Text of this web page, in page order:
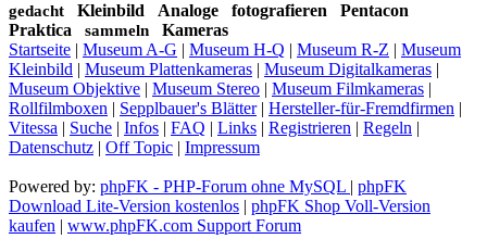
gedacht Kleinbild Analoge fotografieren
Pentacon
Praktica
sammeln
Kameras
Startseite | Museum A-G | Museum H-Q | Museum R-Z | Museum
Kleinbild | Museum Plattenkameras | Museum Digitalkameras |
Museum Objektive | Museum Stereo | Museum Filmkameras |
Rollfilmboxen | Sepplbauer's Blätter| Hersteller-für-Fremdfirmen |
Vitessa | Suche | Infos | FAQ | Links | Registrieren | Regeln |
Datenschutz | Off Topic | Impressum
Powered by: phpFK - PHP-Forum ohne MySQL | phpFK
Download Lite-Version kostenlos | phpFK Shop Voll-Version
kaufen | www.phpFK.com Support Forum